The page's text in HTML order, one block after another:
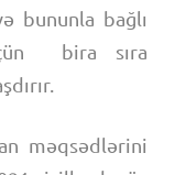
bununla bağlı
bira sıra
məqsədlərini